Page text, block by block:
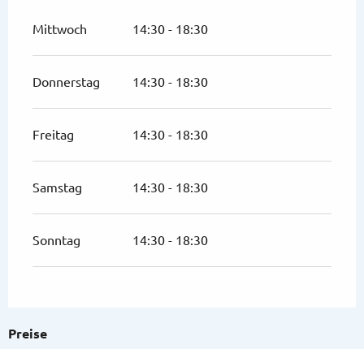
Preise
Mittwoch 14:30 - 18:30
Donnerstag 14:30 - 18:30
Freitag 14:30 - 18:30
Samstag 14:30 - 18:30
Sonntag 14:30 - 18:30